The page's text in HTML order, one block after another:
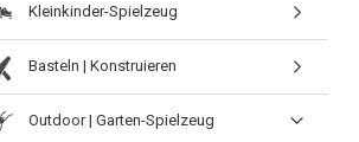
Kleinkinder-Spielzeug
Basteln | Konstruieren
Outdoor | Garten-Spielzeug